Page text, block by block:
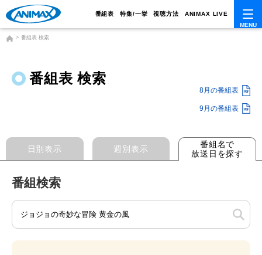
番組表 特集/一挙 視聴方法 ANIMAX LIVE
番組表 検索
番組表 検索
8月の番組表
9月の番組表
日別表示 週別表示
番組名で
放送日を探す
番組検索